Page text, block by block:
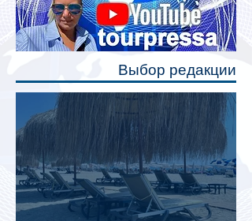
каждого спального места. Они
позволят пассажирам закрыть свою
полку во время сна или отдыха,
Выбор редакции